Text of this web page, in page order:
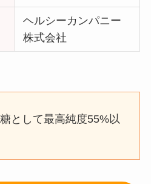
ヘルシーカンパニー
株式会社
として最高純度55%以